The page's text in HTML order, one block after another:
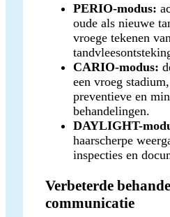
PERIO-modus:
oude als nieuwe
vroege tekenen van
CARIO-modus:
een vroeg
preventieve en
behandelingen.
DAYLIGHT-
haarscherpe
inspecties en
Verbeterde
communicatie